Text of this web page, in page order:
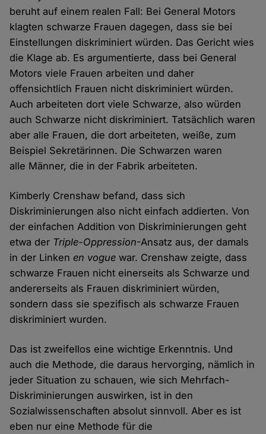
beruht auf einem realen Fall: Bei General Motors
klagten schwarze Frauen dagegen, dass sie bei
Einstellungen diskriminiert würden. Das Gericht wies
die Klage ab. Es argumentierte, dass bei General
Motors viele Frauen arbeiten und daher
offensichtlich Frauen nicht diskriminiert würden.
Auch arbeiteten dort viele Schwarze, also würden
auch Schwarze nicht diskriminiert. Tatsächlich waren
aber alle Frauen, die dort arbeiteten, weiße, zum
Beispiel Sekretärinnen. Die Schwarzen waren
alle Männer, die in der Fabrik arbeiteten.
Kimberly Crenshaw befand, dass sich
Diskriminierungen also nicht einfach addierten. Von
der einfachen Addition von Diskriminierungen geht
etwa der Triple-Oppression-Ansatz aus, der damals
in der Linkenen vogue war. Crenshaw zeigte, dass
schwarze Frauen nicht einerseits als Schwarze und
andererseits als Frauen diskriminiert würden,
sondern dass sie spezifisch als schwarze Frauen
diskriminiert wurden.
Das ist zweifellos eine wichtige Erkenntnis. Und
auch die Methode, die daraus hervorging, nämlich in
jeder Situation zu schauen, wie sich Mehrfach-
Diskriminierungen auswirken, ist in den
Sozialwissenschaften absolut sinnvoll. Aber es ist
eben nur eine Methode für die